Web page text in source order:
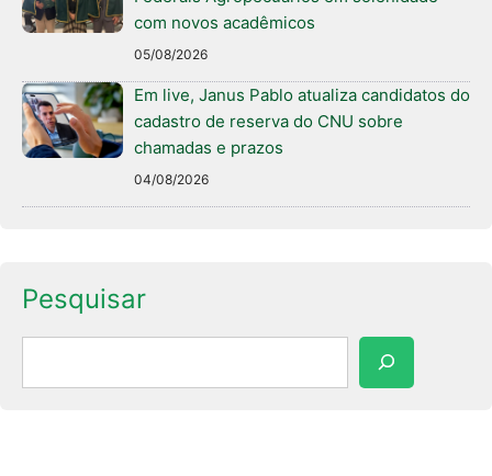
com novos acadêmicos
05/08/2026
Em live, Janus Pablo atualiza candidatos do
cadastro de reserva do CNU sobre
chamadas e prazos
04/08/2026
Pesquisar